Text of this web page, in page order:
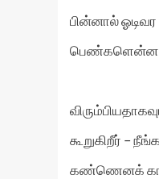
பின்னால் ஓடிவர
பெண்களென்ன
கூறுகிறீர் –
கண்ணெனக்